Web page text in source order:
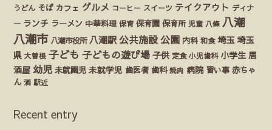
うどん そば カフェ グルメ コーヒー スイーツ テイクアウト ディナ
ー ランチ ラーメン 中華料理 保育 保育園 保育所 児童 八條 八潮
八潮市 八潮市役所 八潮駅 公共施設 公園 内科 和食 埼玉 埼玉
県 大曽根 子ども 子どもの遊び場 子供 定食 小児歯科 小学生 居
酒屋 幼児 未就園児 未就学児 歯医者 歯科 焼肉 病院 習い事 赤ちゃ
ん 酒 駅近
Recent entry